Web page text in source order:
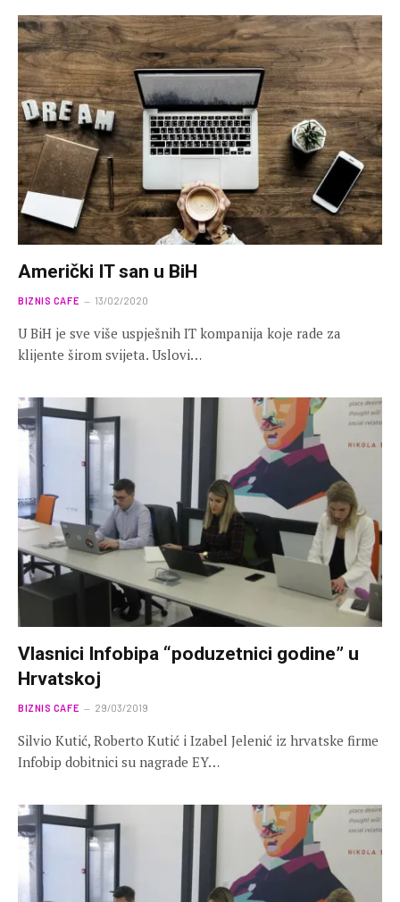
Američki IT san u BiH
BIZNIS CAFE 13/02/2020
U BiH je sve više uspješnih IT kompanija koje rade za
klijente širom svijeta. Uslovi…
Vlasnici Infobipa “poduzetnici godine” u
Hrvatskoj
BIZNIS CAFE 29/03/2019
Silvio Kutić, Roberto Kutić i Izabel Jelenić iz hrvatske firme
Infobip dobitnici su nagrade EY…